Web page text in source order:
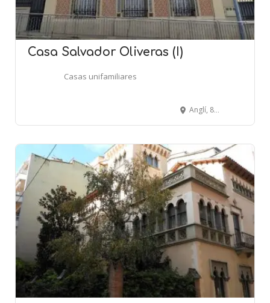
Casa Salvador Oliveras (I)
Casas unifamiliares
Anglí, 88 - BARCELONA